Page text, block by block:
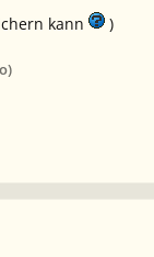
kann
)